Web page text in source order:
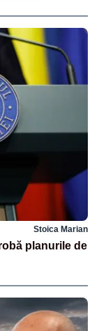
Stoica Marian
planurile de